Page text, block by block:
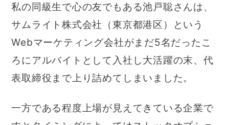
私の同級生で心の友でもある池戸聡さんは、
サムライト株式会社（東京都港区）という
Webマーケティング会社がまだ5名だったこ
ろにアルバイトとして入社し大活躍の末、代
表取締役まで上り詰めてしまいました。
一方である程度上場が見えてきている企業で